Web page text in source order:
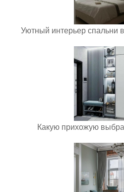
Уютный интерьер спальни
Какую прихожую